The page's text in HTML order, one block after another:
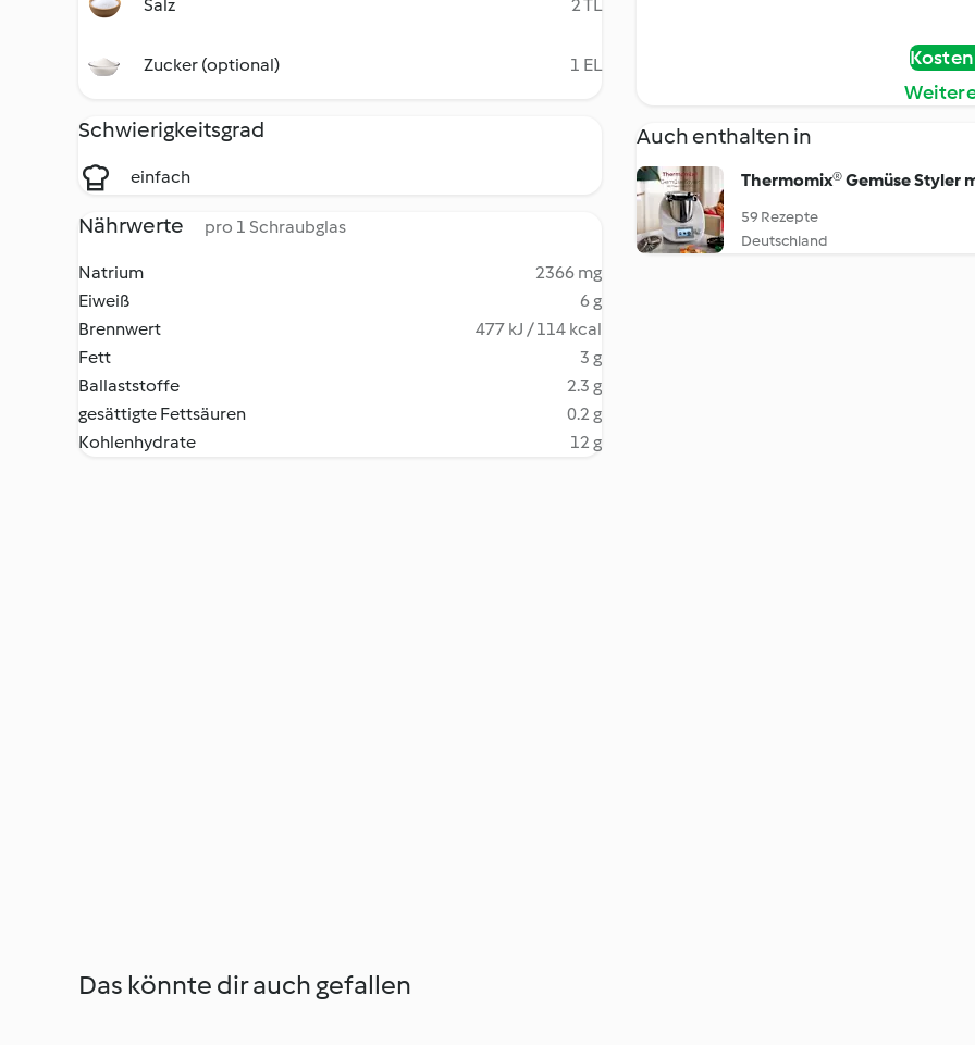
Salz 2 TL
Zucker (optional) 1 EL
Schwierigkeitsgrad
einfach
Nährwerte pro 1 Schraubglas
Natrium
2366 mg
Eiweiß
6 g
Brennwert
477 kJ / 114 kcal
Fett
3 g
Ballaststoffe
2.3 g
gesättigte Fettsäuren
0.2 g
Kohlenhydrate
12 g
Auch enthalten in
Thermomix® Gemüse Styler
59 Rezepte
Deutschland
Das könnte dir auch gefallen